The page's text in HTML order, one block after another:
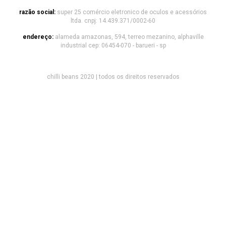
razão social: super 25 comércio eletronico de oculos e acessórios
ltda. cnpj: 14.439.371/0002-60
endereço: alameda amazonas, 594, terreo mezanino, alphaville
industrial cep: 06454-070 - barueri - sp
chilli beans 2020 | todos os direitos reservados